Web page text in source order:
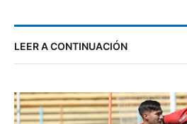
LEER A CONTINUACIÓN